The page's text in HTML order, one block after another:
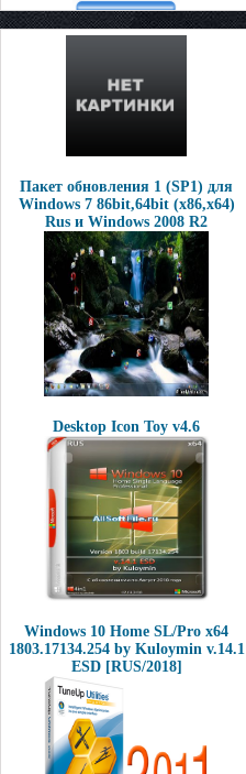
Пакет обновления 1 (SP1) для
Windows 7 86bit,64bit (x86,x64)
Rus и Windows 2008 R2
Desktop Icon Toy v4.6
Windows 10 Home SL/Pro x64
1803.17134.254 by Kuloymin v.14.1
ESD [RUS/2018]